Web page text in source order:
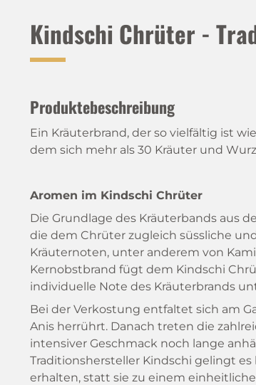
Kindschi Chrüter -
Produktebeschreibung
Ein Kräuterbrand, der so vielfältig ist
dem sich mehr als 30 Kräuter und
Aromen im Kindschi Chrüter
Die Grundlage des Kräuterbands aus
die dem Chrüter zugleich süssliche
Kräuternoten, unter anderem von
Kernobstbrand fügt dem Kindschi
individuelle Note des Kräuterbrands
Bei der Verkostung entfaltet sich am
Anis herrührt. Danach treten die
intensiver Geschmack noch lange
Traditionshersteller Kindschi gelingt
erhalten, statt sie zu einem